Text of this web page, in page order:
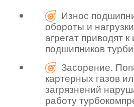
Износ
обороты и
агрегат приводят к
подшипников
Засорение.
картерных газов
загрязнений
работу